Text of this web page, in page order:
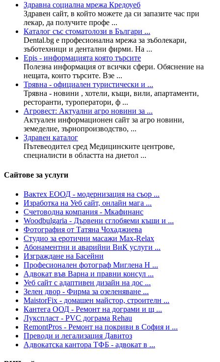
Здравна социална мрежа Кредоуеб
Здравен сайт, в който можете да си запазите час при
лекар, да получите профе ...
Каталог със стоматолози в Българи ...
Dental.bg е професионална мрежа за зъболекари,
зъботехници и дентални фирми. На ...
Epis - информацията която търсите
Полезна информация от всички сфери. Обяснение на
нещата, които търсите. Взе ...
Трявна - официален туристически и ...
Трявна - новини , хотели, къщи, вили, апартаменти,
ресторанти, туроператори, ф ...
Агровест: Актуални агро новини за ...
Актуален информационен сайт за агро новини,
земеделие, зърнопроизводство, ...
Здравен каталог
Пътевеодител сред Медицинските центрове,
специалисти в областта на диетол ...
Сайтове за услуги
Вактех ЕООД - модернизация на съор ...
Изработка на Уеб сайт, онлайн мага ...
Счетоводна компания - Мкафинанс
Woodbulgaria - Дървени сглобяеми къщи и ...
Фотография от Татяна Чохаджиева
Студио за еротични масажи Max-Relax
Абонаментни и аварийни ВиК услуги ...
Изграждане на Басейни
Професионален фотограф Миглена Н ...
Адвокат във Варна и правни консул ...
Уеб сайт с адаптивен дизайн на дос ...
Зелен двор - Фирма за озеленяване ...
MaistorFix - домашен майстор, строителн ...
Кантега ООД - Ремонт на дограми и щ ...
Лукспласт - PVC дограма Rehau
RemontPros - Ремонт на покриви в София и ...
Преводи и легализация Давитоз
Адвокатска кантора ТФБ - адвокат в ...